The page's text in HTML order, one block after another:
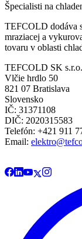
Špecialisti na
TEFCOLD dodáva
mraziacej a
tovaru v oblasti
TEFCOLD SK s.r.o.
Vlčie hrdlo 50
821 07 Bratislava
Slovensko
IČ: 31371108
DIČ: 2020315583
Telefón: +421 911
Email: